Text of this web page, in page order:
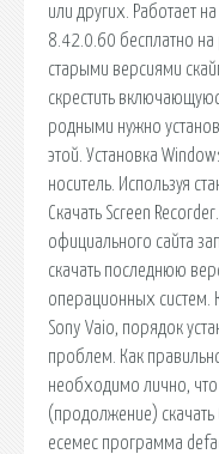
или других. Работает
8.42.0.60 бесплатно
старыми версиями
скрестить
родными нужно
этой. Установка
носитель. Используя
Скачать Screen
официального сайта
скачать последнюю
операционных систем.
Sony Vaio, порядок
проблем. Как
необходимо лично,
(продолжение) скачать
есемес программа